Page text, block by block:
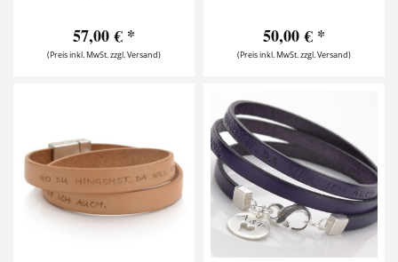
57,00 € *
(Preis inkl. MwSt. zzgl. Versand)
50,00 € *
(Preis inkl. MwSt. zzgl. Versand)